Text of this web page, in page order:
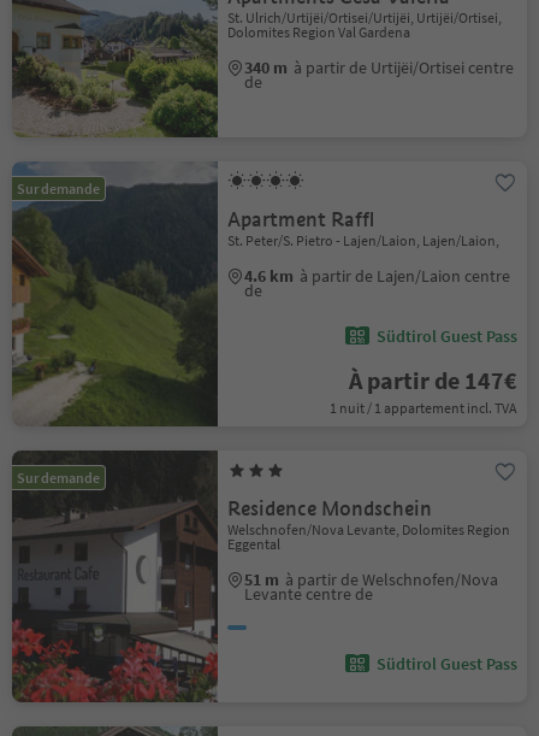
St. Ulrich/Urtijëi/Ortisei/Urtijëi, Urtijëi/Ortisei,
Dolomites Region Val Gardena
340 m à partir de Urtijëi/Ortisei centre
de
Sur demande
Apartment Raffl
St. Peter/S. Pietro - Lajen/Laion, Lajen/Laion,
4.6 km à partir de Lajen/Laion centre
de
Südtirol Guest Pass
À partir de 147€
1 nuit / 1 appartement incl. TVA
Sur demande
Residence Mondschein
Welschnofen/Nova Levante, Dolomites Region
Eggental
51 m à partir de Welschnofen/Nova
Levante centre de
Südtirol Guest Pass